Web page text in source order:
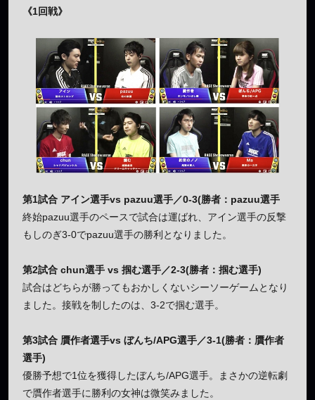
《1回戦》
第1試合 アイン選手vs pazuu選手／0-3(勝者：pazuu選手
終始pazuu選手のペースで試合は運ばれ、アイン選手の反撃
もしのぎ3-0でpazuu選手の勝利となりました。
第2試合 chun選手 vs 掴む選手／2-3(勝者：掴む選手)
試合はどちらが勝ってもおかしくないシーソーゲームとなり
ました。接戦を制したのは、3-2で掴む選手。
第3試合 贋作者選手vs ぼんち/APG選手／3-1(勝者：贋作者
選手)
優勝予想で1位を獲得したぼんち/APG選手。まさかの逆転劇
で贋作者選手に勝利の女神は微笑みました。